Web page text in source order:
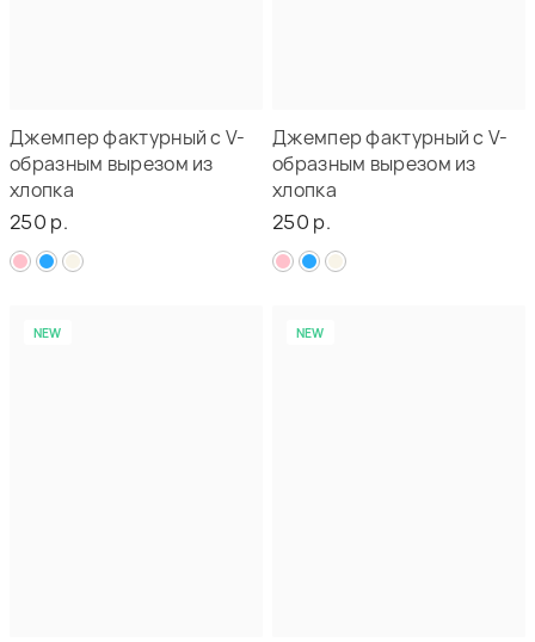
Джемпер фактурный с V-
образным вырезом из
хлопка
250 р.
Джемпер фактурный с V-
образным вырезом из
хлопка
250 р.
NEW NEW